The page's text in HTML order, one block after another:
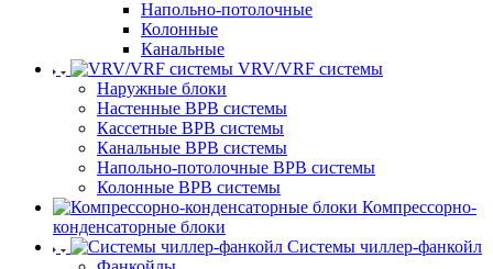
Напольно-потолочные
Колонные
Канальные
VRV/VRF системы
Наружные блоки
Настенные ВРВ системы
Кассетные ВРВ системы
Канальные ВРВ системы
Напольно-потолочные ВРВ системы
Колонные ВРВ системы
Компрессорно-
конденсаторные блоки
Системы чиллер-фанкойл